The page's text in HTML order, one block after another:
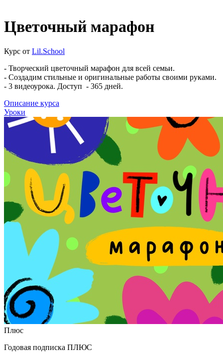
Цветочный марафон
Курс от Lil.School
- Творческий цветочный марафон для всей семьи.
- Создадим стильные и оригинальные работы своими руками.
- 3 видеоурока. Доступ - 365 дней.
Описание курса
Уроки
Плюс
Годовая подписка ПЛЮС